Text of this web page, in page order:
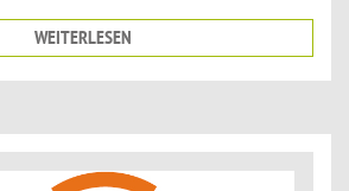
WEITERLESEN